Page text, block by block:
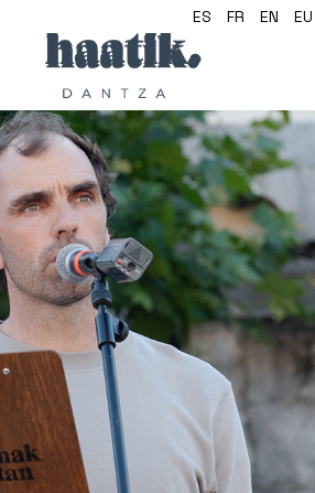
ES FR EN EU